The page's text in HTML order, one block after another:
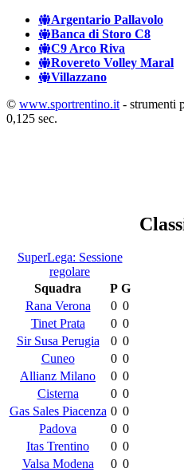
Argentario Pallavolo
Banca di Storo C8
C9 Arco Riva
Rovereto Volley Maral
Villazzano
© www.sportrentino.it - strumenti
0,125 sec.
SuperLega: Sessione
regolare
Squadra
P G
Rana Verona
0 0
Tinet Prata
0 0
Sir Susa Perugia
0 0
Cuneo
0 0
Allianz Milano
0 0
Cisterna
0 0
Gas Sales Piacenza 0 0
Padova
0 0
Itas Trentino
0 0
Valsa Modena
0 0